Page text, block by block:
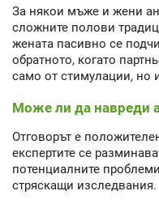
За някои мъже и жени
сложните полови
жената пасивно се
обратното, когато
само от стимулации, но
Може ли да навреди
Отговорът е
експертите се
потенциалните
стряскащи изследвания.